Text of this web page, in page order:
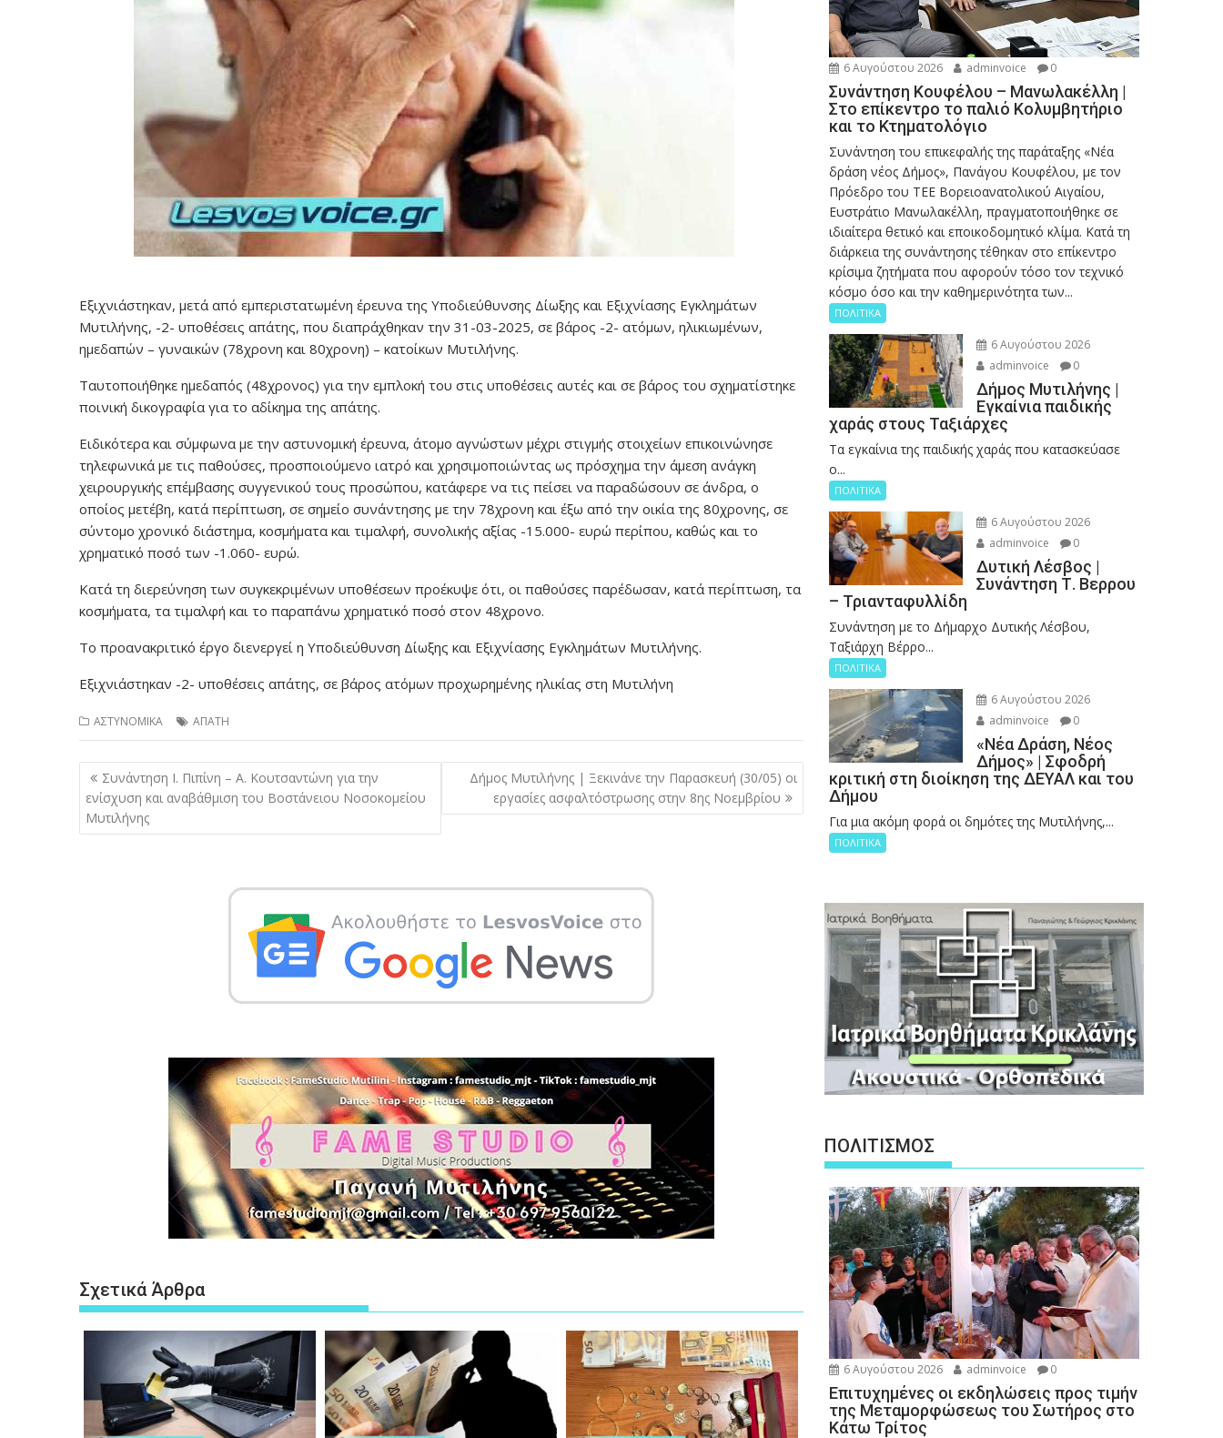
Εξιχνιάστηκαν, μετά από εμπεριστατωμένη έρευνα της Υποδιεύθυνσης Δίωξης και Εξιχνίασης Εγκλημάτων
Μυτιλήνης, -2- υποθέσεις απάτης, που διαπράχθηκαν την 31-03-2025, σε βάρος -2- ατόμων, ηλικιωμένων,
ημεδαπών – γυναικών (78χρονη και 80χρονη) – κατοίκων Μυτιλήνης.
Ταυτοποιήθηκε ημεδαπός (48χρονος) για την εμπλοκή του στις υποθέσεις αυτές και σε βάρος του σχηματίστηκε
ποινική δικογραφία για το αδίκημα της απάτης.
Ειδικότερα και σύμφωνα με την αστυνομική έρευνα, άτομο αγνώστων μέχρι στιγμής στοιχείων επικοινώνησε
τηλεφωνικά με τις παθούσες, προσποιούμενο ιατρό και χρησιμοποιώντας ως πρόσχημα την άμεση ανάγκη
χειρουργικής επέμβασης συγγενικού τους προσώπου, κατάφερε να τις πείσει να παραδώσουν σε άνδρα, ο
οποίος μετέβη, κατά περίπτωση, σε σημείο συνάντησης με την 78χρονη και έξω από την οικία της 80χρονης, σε
σύντομο χρονικό διάστημα, κοσμήματα και τιμαλφή, συνολικής αξίας -15.000- ευρώ περίπου, καθώς και το
χρηματικό ποσό των -1.060- ευρώ.
Κατά τη διερεύνηση των συγκεκριμένων υποθέσεων προέκυψε ότι, οι παθούσες παρέδωσαν, κατά περίπτωση, τα
κοσμήματα, τα τιμαλφή και το παραπάνω χρηματικό ποσό στον 48χρονο.
Το προανακριτικό έργο διενεργεί η Υποδιεύθυνση Δίωξης και Εξιχνίασης Εγκλημάτων Μυτιλήνης.
Εξιχνιάστηκαν -2- υποθέσεις απάτης, σε βάρος ατόμων προχωρημένης ηλικίας στη Μυτιλήνη
ΑΣΤΥΝΟΜΙΚΑ ΑΠΑΤΗ
Πλοήγηση
άρθρων
Συνάντηση Ι. Πιπίνη – Α. Κουτσαντώνη για την
ενίσχυση και αναβάθμιση του Βοστάνειου Νοσοκομείου
Μυτιλήνης
Δήμος Μυτιλήνης | Ξεκινάνε την Παρασκευή (30/05) οι
εργασίες ασφαλτόστρωσης στην 8ης Νοεμβρίου
Σχετικά Άρθρα
6 Αυγούστου 2026 adminvoice 0
Συνάντηση Κουφέλου – Μανωλακέλλη |
Στο επίκεντρο το παλιό Κολυμβητήριο
και το Κτηματολόγιο
Συνάντηση του επικεφαλής της παράταξης «Νέα
δράση νέος Δήμος», Πανάγου Κουφέλου, με τον
Πρόεδρο του ΤΕΕ Βορειοανατολικού Αιγαίου,
Ευστράτιο Μανωλακέλλη, πραγματοποιήθηκε σε
ιδιαίτερα θετικό και εποικοδομητικό κλίμα. Κατά τη
διάρκεια της συνάντησης τέθηκαν στο επίκεντρο
κρίσιμα ζητήματα που αφορούν τόσο τον τεχνικό
κόσμο όσο και την καθημερινότητα των...
ΠΟΛΙΤΙΚΑ
6 Αυγούστου 2026
adminvoice
0
Δήμος Μυτιλήνης |
Εγκαίνια παιδικής
χαράς στους Ταξιάρχες
Tα εγκαίνια της παιδικής χαράς που κατασκεύασε
ο...
ΠΟΛΙΤΙΚΑ
6 Αυγούστου 2026
adminvoice
0
Δυτική Λέσβος |
Συνάντηση Τ. Βερρου
– Τριανταφυλλίδη
Συνάντηση με το Δήμαρχο Δυτικής Λέσβου,
Ταξιάρχη Βέρρο...
ΠΟΛΙΤΙΚΑ
6 Αυγούστου 2026
adminvoice
0
«Νέα Δράση, Νέος
Δήμος» | Σφοδρή
κριτική στη διοίκηση της ΔΕΥΑΛ και του
Δήμου
Για μια ακόμη φορά οι δημότες της Μυτιλήνης,...
ΠΟΛΙΤΙΚΑ
ΠΟΛΙΤΙΣΜΟΣ
6 Αυγούστου 2026 adminvoice 0
Επιτυχημένες οι εκδηλώσεις προς τιμήν
της Μεταμορφώσεως του Σωτήρος στο
Κάτω Τρίτος